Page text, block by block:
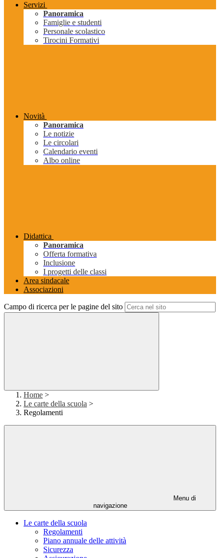
Servizi
Panoramica
Famiglie e studenti
Personale scolastico
Tirocini Formativi
Novità
Panoramica
Le notizie
Le circolari
Calendario eventi
Albo online
Didattica
Panoramica
Offerta formativa
Inclusione
I progetti delle classi
Area sindacale
Associazioni
Campo di ricerca per le pagine del sito
Home >
Le carte della scuola >
Regolamenti
Menu di
navigazione
Le carte della scuola
Regolamenti
Piano annuale delle attività
Sicurezza